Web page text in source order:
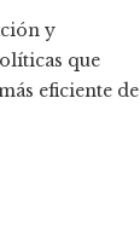
y
que
eficiente de